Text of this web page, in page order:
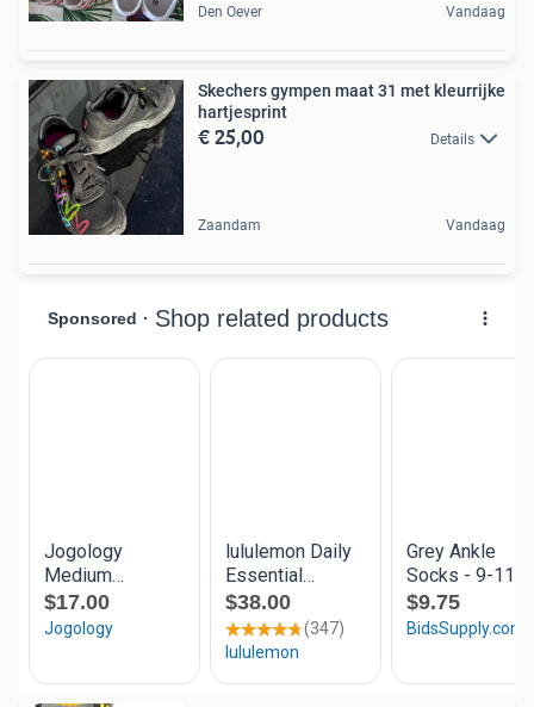
Den Oever Vandaag
Skechers gympen maat 31 met kleurrijke
hartjesprint
€ 25,00 Details
Zaandam Vandaag